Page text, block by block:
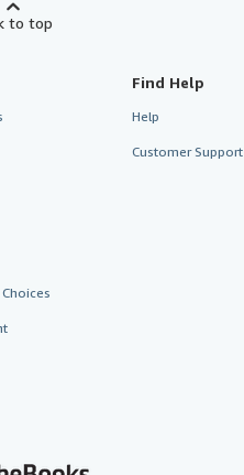
to top
Find Help
Help
Customer Support